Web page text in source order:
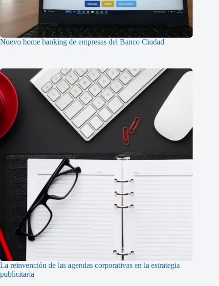
Nuevo home banking de empresas del Banco Ciudad
La reinvención de las agendas corporativas en la estrategia
publicitaria